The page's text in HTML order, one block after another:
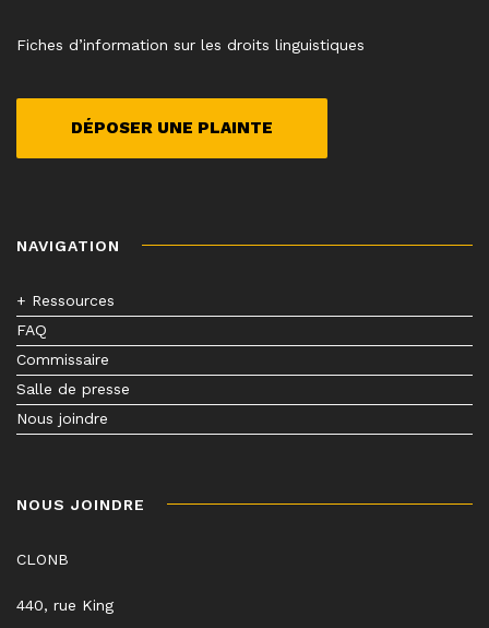
Fiches d’information sur les droits linguistiques
DÉPOSER UNE PLAINTE
NAVIGATION
+ Ressources
FAQ
Commissaire
Salle de presse
Nous joindre
NOUS JOINDRE
CLONB
440, rue King